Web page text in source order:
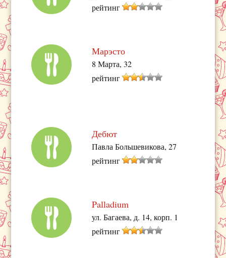
рейтинг
Марэсто
8 Марта, 32
рейтинг
Дебют
Павла Большевикова, 27
рейтинг
Palladium
ул. Багаева, д. 14, корп. 1
рейтинг